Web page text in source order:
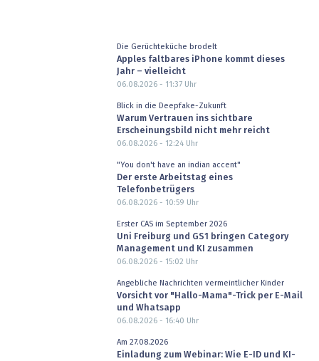
Die Gerüchteküche brodelt
Apples faltbares iPhone kommt dieses
Jahr – vielleicht
06.08.2026 - 11:37Uhr
Blick in die Deepfake-Zukunft
Warum Vertrauen ins sichtbare
Erscheinungsbild nicht mehr reicht
06.08.2026 - 12:24Uhr
"You don't have an indian accent"
Der erste Arbeitstag eines
Telefonbetrügers
06.08.2026 - 10:59 Uhr
Erster CAS im September 2026
Uni Freiburg und GS1 bringen Category
Management und KI zusammen
06.08.2026 - 15:02 Uhr
Angebliche Nachrichten vermeintlicher Kinder
Vorsicht vor "Hallo-Mama"-Trick per E-Mail
und Whatsapp
06.08.2026 - 16:40 Uhr
Am 27.08.2026
Einladung zum Webinar: Wie E-ID und KI-